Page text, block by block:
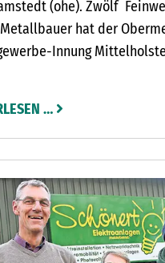
(ohe). Zwölf
hat der
Innung
warum sie gerne
…